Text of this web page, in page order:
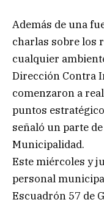
Además de una
charlas sobre los
cualquier
Dirección Contra
comenzaron a
puntos
señaló un parte
Municipalidad.
Este miércoles y
personal
Escuadrón 57 de